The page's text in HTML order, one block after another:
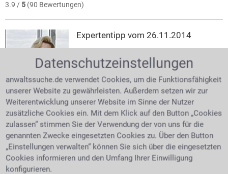
3.9 / 5 (90 Bewertungen)
Expertentipp vom 26.11.2014
Unzulässige
Kreditgebühren:
Verbraucher erhalten
Geld zurück
In langjähriger Praxis haben Banken bei der Vergabe
von Krediten Bearbeitungsgebühren erhoben. Obwohl
die Bezeichnungen oft unterschiedlich lauten, ging es
letztendlich aber immer darum, dass das
Datenschutzeinstellungen
anwaltssuche.de verwendet Cookies, um die Funktionsfähigkeit
unserer Website zu gewährleisten. Außerdem setzen wir zur
Weiterentwicklung unserer Website im Sinne der Nutzer
zusätzliche Cookies ein. Mit dem Klick auf den Button „Cookies
zulassen“ stimmen Sie der Verwendung der von uns für die
genannten Zwecke eingesetzten Cookies zu. Über den Button
„Einstellungen verwalten“ können Sie sich über die eingesetzten
Cookies informieren und den Umfang Ihrer Einwilligung
konfigurieren.